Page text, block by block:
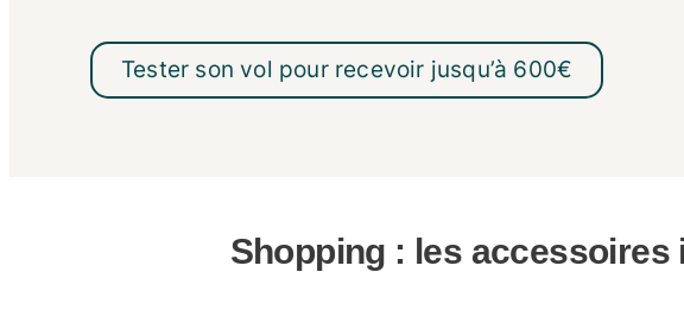
Tester son vol pour recevoir jusqu’à 600€
Shopping : les